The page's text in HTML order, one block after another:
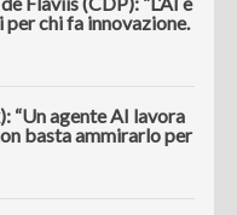
chi fa innovazione.
“Un agente AI lavora
basta ammirarlo per